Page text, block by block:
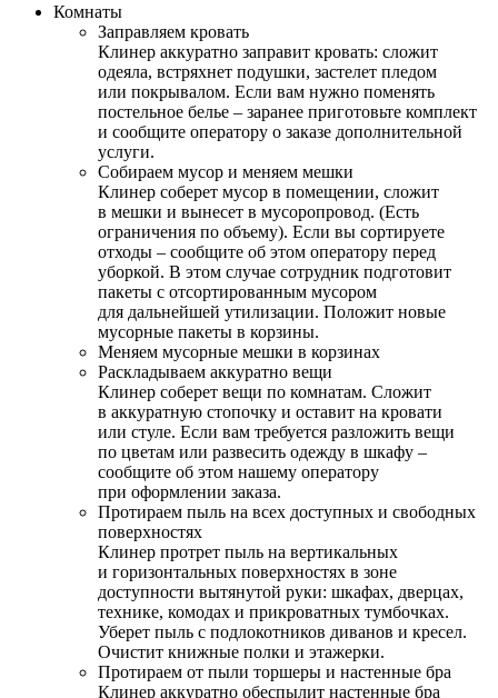
Комнаты
Заправляем кровать
Клинер аккуратно заправит кровать: сложит
одеяла, встряхнет подушки, застелет пледом
или покрывалом. Если вам нужно поменять
постельное белье – заранее приготовьте комплект
и сообщите оператору о заказе дополнительной
услуги.
Собираем мусор и меняем мешки
Клинер соберет мусор в помещении, сложит
в мешки и вынесет в мусоропровод. (Есть
ограничения по объему). Если вы сортируете
отходы – сообщите об этом оператору перед
уборкой. В этом случае сотрудник подготовит
пакеты с отсортированным мусором
для дальнейшей утилизации. Положит новые
мусорные пакеты в корзины.
Меняем мусорные мешки в корзинах
Раскладываем аккуратно вещи
Клинер соберет вещи по комнатам. Сложит
в аккуратную стопочку и оставит на кровати
или стуле. Если вам требуется разложить вещи
по цветам или развесить одежду в шкафу –
сообщите об этом нашему оператору
при оформлении заказа.
Протираем пыль на всех доступных и свободных
поверхностях
Клинер протрет пыль на вертикальных
и горизонтальных поверхностях в зоне
доступности вытянутой руки: шкафах, дверцах,
технике, комодах и прикроватных тумбочках.
Уберет пыль с подлокотников диванов и кресел.
Очистит книжные полки и этажерки.
Протираем от пыли торшеры и настенные бра
Клинер аккуратно обеспылит настенные бра